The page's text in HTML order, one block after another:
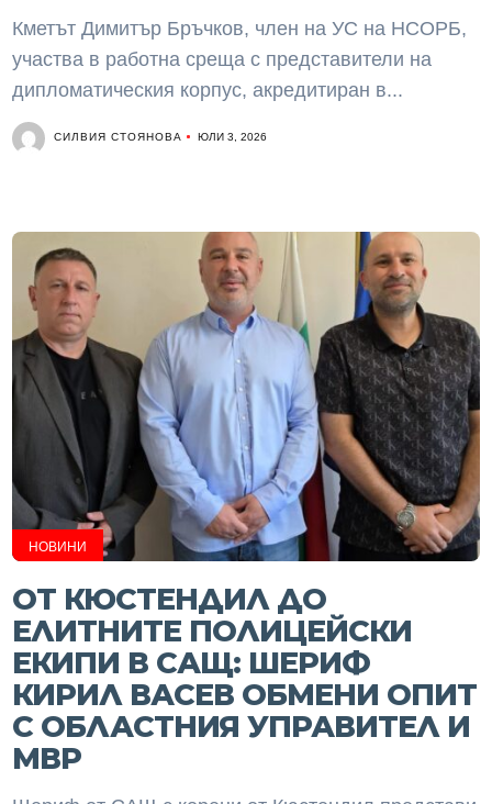
Кметът Димитър Бръчков, член на УС на НСОРБ,
участва в работна среща с представители на
дипломатическия корпус, акредитиран в...
СИЛВИЯ СТОЯНОВА ЮЛИ 3, 2026
НОВИНИ
ОТ КЮСТЕНДИЛ ДО
ЕЛИТНИТЕ ПОЛИЦЕЙСКИ
ЕКИПИ В САЩ: ШЕРИФ
КИРИЛ ВАСЕВ ОБМЕНИ ОПИТ
С ОБЛАСТНИЯ УПРАВИТЕЛ И
МВР